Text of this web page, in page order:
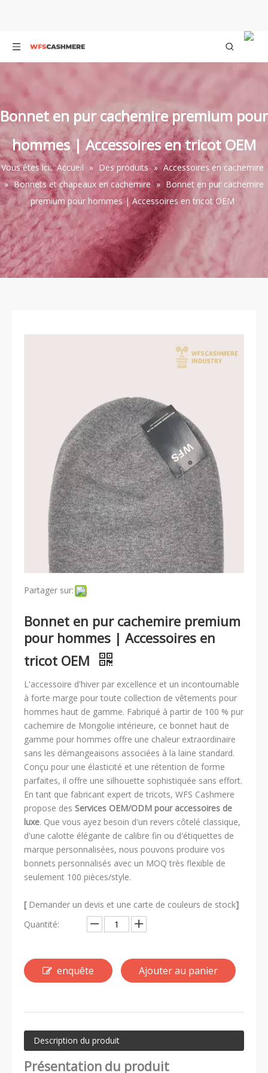
Bonnet en pur cachemire premium pour
hommes | Accessoires en tricot OEM
Vous êtes ici: Accueil » Des produits » Accessoires en cachemire
» Bonnets et chapeaux en cachemire » Bonnet en pur cachemire
premium pour hommes | Accessoires en tricot OEM
Partager sur:
Bonnet en pur cachemire premium
pour hommes | Accessoires en
tricot OEM
L'accessoire d'hiver par excellence et un incontournable
à forte marge pour toute collection de vêtements pour
hommes haut de gamme. Fabriqué à partir de 100 % pur
cachemire de Mongolie intérieure, ce bonnet haut de
gamme pour hommes offre une chaleur extraordinaire
sans les démangeaisons associées à la laine standard.
Conçu pour une élasticité et une rétention de forme
parfaites, il offre une silhouette sophistiquée sans effort.
En tant que fabricant expert de tricots, WFS Cashmere
propose des Services OEM/ODM pour accessoires de
luxe. Que vous ayez besoin d'un revers côtelé classique,
d'une calotte élégante de calibre fin ou d'étiquettes de
marque personnalisées, nous pouvons produire vos
bonnets personnalisés avec un MOQ très flexible de
seulement 100 pièces/style.
[ Demander un devis et une carte de couleurs de stock]
Quantité:
enquête Ajouter au panier
Description du produit
Présentation du produit